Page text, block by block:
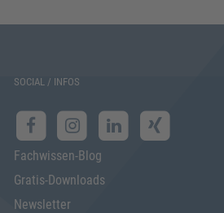
SOCIAL / INFOS
Fachwissen-Blog
Gratis-Downloads
Newsletter